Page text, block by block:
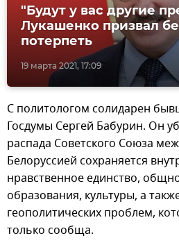
19 марта 2021, 17:09
"Будут у вас другие
Лукашенко призвал
потерпеть
С политологом солидарен
Госдумы Сергей Бабурин. Он
распада Советского Союза
Белоруссией сохраняется
нравственное единство,
образования, культуры, а
геополитических проблем,
только сообща.